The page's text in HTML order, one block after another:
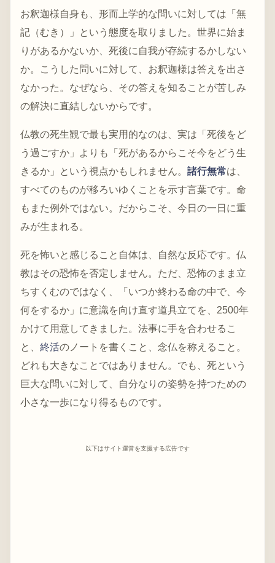
お釈迦様自身も、形而上学的な問いに対しては「無
記（むき）」という態度を取りました。世界に始ま
りがあるかないか、死後に自我が存続するかしない
か。こうした問いに対して、お釈迦様は答えを出さ
なかった。なぜなら、その答えを知ることが苦しみ
の解決に直結しないからです。
仏教の死生観で最も実用的なのは、実は「死後をど
う過ごすか」よりも「死があるからこそ今をどう生
きるか」という視点かもしれません。 諸行無常は、
すべてのものが移ろいゆくことを示す言葉です。命
もまた例外ではない。だからこそ、今日の一日に重
みが生まれる。
死を怖いと感じること自体は、自然な反応です。仏
教はその恐怖を否定しません。ただ、恐怖のまま立
ちすくむのではなく、「いつか終わる命の中で、今
何をするか」に意識を向け直す道具立てを、2500年
かけて用意してきました。法事に手を合わせるこ
と、 終活のノートを書くこと、念仏を称えること。
どれも大きなことではありません。でも、死という
巨大な問いに対して、自分なりの姿勢を持つための
小さな一歩になり得るものです。
以下はサイト運営を支援する広告です